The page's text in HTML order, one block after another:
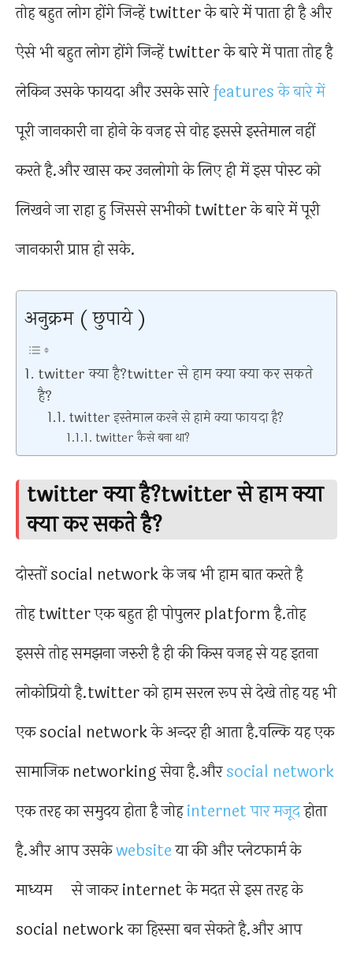
तोह बहुत लोग होंगे जिन्हें twitter के बारे में पाता ही है और
ऐसे भी बहुत लोग होंगे जिन्हें twitter के बारे में पाता तोह है
लेकिन उसके फायदा और उसके सारेfeatures के बारे में
पूरी जानकारी ना होने के वजह से वोह इससे इस्तेमाल नहीं
करते है.और खास कर उनलोगो के लिए ही में इस पोस्ट को
लिखने जा राहा हु जिससे सभीको twitter के बारे में पूरी
जानकारी प्राप्त हो सके.
अनुक्रम ( छुपाये )
twitter क्या है?twitter से हाम क्या क्या कर सकते
है?
twitter इस्तेमाल करने से हामे क्या फायदा है?
twitter कैसे बना था?
twitter क्या है?twitter से हाम क्या
क्या कर सकते है?
दोस्तों social network के जब भी हाम बात करते है
तोह twitter एक बहुत ही पोपुलर platform है.तोह
इससे तोह समझना जरुरी है ही की किस वजह से यह इतना
लोकोप्रियो है.twitter को हाम सरल रूप से देखे तोह यह भी
एक social network के अन्दर ही आता है.वल्कि यह एक
सामाजिक networking सेवा है.औरsocial network
एक तरह का समुदय होता है जोहinternet पार मजूदहोता
है.और आप उसकेwebsiteया की और प्लेटफार्म के
माध्यम से जाकर internet के मदत से इस तरह के
social network का हिस्सा बन सेकते है.और आप